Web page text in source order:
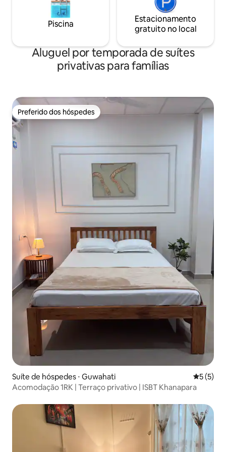
Piscina
Estacionamento
gratuito no local
Aluguel por temporada de suítes
privativas para famílias
Preferido dos hóspedes
Preferido dos hóspedes
Suíte de hóspedes ⋅ Guwahati 5 de
5 (5)
Acomodação 1RK | Terraço privativo | ISBT Khanapara